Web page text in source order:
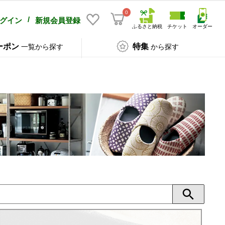
イン / 新規会員登録
0
ふるさと納税 チケット オーダー
ポン 一覧から探す 特集 から探す